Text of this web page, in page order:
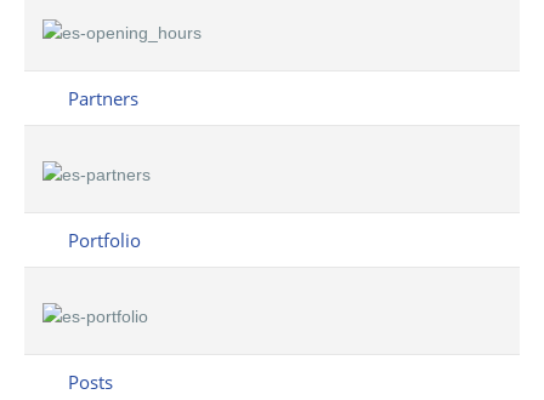
Partners
Portfolio
Posts